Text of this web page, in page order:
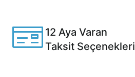
12 Aya Varan
Taksit Seçenekleri